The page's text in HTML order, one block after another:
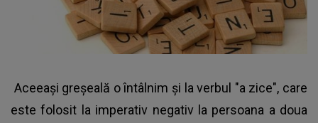
Aceeaşi greşeală o întâlnim şi la verbul "a zice", care
este folosit la imperativ negativ la persoana a doua